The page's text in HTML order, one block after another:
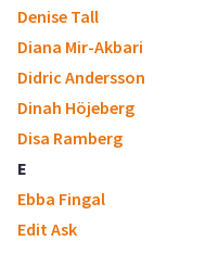
Denise Tall
Diana Mir-Akbari
Didric Andersson
Dinah Höjeberg
Disa Ramberg
E
Ebba Fingal
Edit Ask